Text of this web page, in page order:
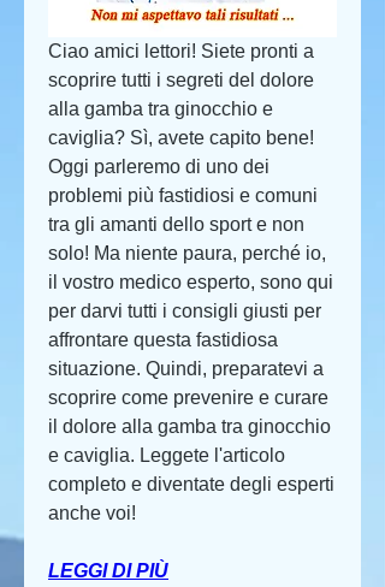
Ciao amici lettori! Siete pronti a
scoprire tutti i segreti del dolore
alla gamba tra ginocchio e
caviglia? Sì, avete capito bene!
Oggi parleremo di uno dei
problemi più fastidiosi e comuni
tra gli amanti dello sport e non
solo! Ma niente paura, perché io,
il vostro medico esperto, sono qui
per darvi tutti i consigli giusti per
affrontare questa fastidiosa
situazione. Quindi, preparatevi a
scoprire come prevenire e curare
il dolore alla gamba tra ginocchio
e caviglia. Leggete l'articolo
completo e diventate degli esperti
anche voi!
LEGGI DI PIÙ